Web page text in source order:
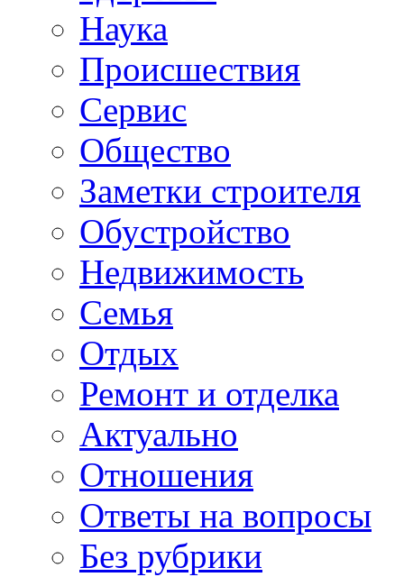
Наука
Происшествия
Сервис
Общество
Заметки строителя
Обустройство
Недвижимость
Семья
Отдых
Ремонт и отделка
Актуально
Отношения
Ответы на вопросы
Без рубрики